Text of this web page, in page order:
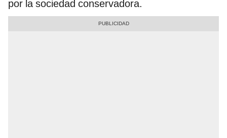
por la sociedad conservadora.